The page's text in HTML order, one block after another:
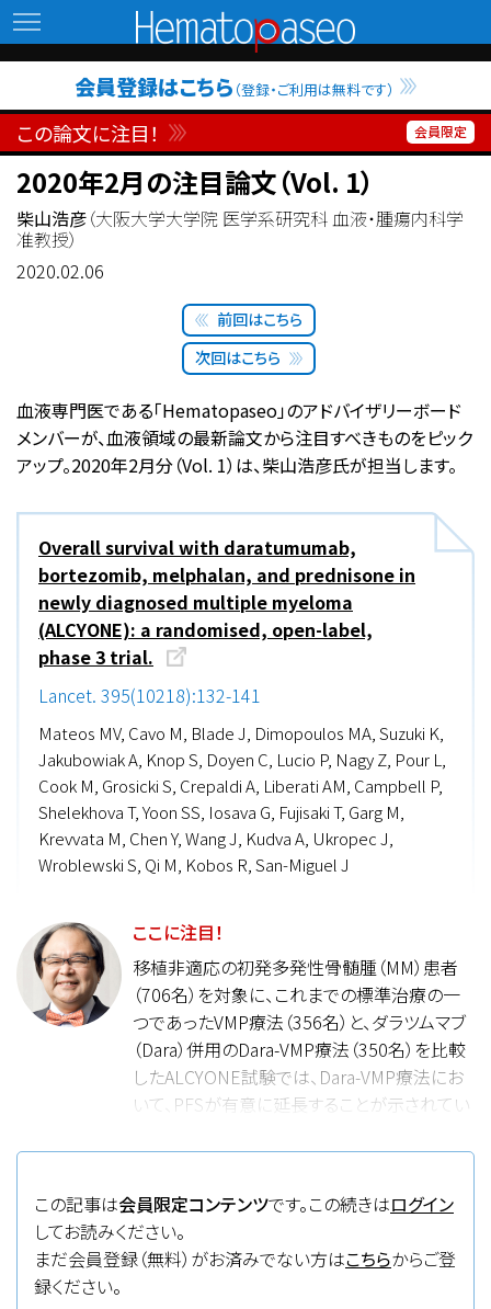
Hematopaseo
会員登録はこちら （登録・ご利用は無料です）
この論文に注目！
2020年2月の注目論文（Vol. 1）
柴山浩彦（大阪大学大学院 医学系研究科 血液・腫瘍内科学
准教授）
2020.02.06
次回はこちら
前回はこちら
血液専門医である「Hematopaseo」のアドバイザリーボード
メンバーが、血液領域の最新論文から注目すべきものをピック
アップ。2020年2月分（Vol. 1）は、柴山浩彦氏が担当します。
Overall survival with daratumumab,
bortezomib, melphalan, and prednisone in
newly diagnosed multiple myeloma
(ALCYONE): a randomised, open-label,
phase 3 trial.
Lancet. 395(10218):132-141
Mateos MV, Cavo M, Blade J, Dimopoulos MA, Suzuki K,
Jakubowiak A, Knop S, Doyen C, Lucio P, Nagy Z, Pour L,
Cook M, Grosicki S, Crepaldi A, Liberati AM, Campbell P,
Shelekhova T, Yoon SS, Iosava G, Fujisaki T, Garg M,
Krevvata M, Chen Y, Wang J, Kudva A, Ukropec J,
Wroblewski S, Qi M, Kobos R, San-Miguel J
ここに注目！
移植非適応の初発多発性骨髄腫（MM）患者
（706名）を対象に、これまでの標準治療の一
つであったVMP療法（356名）と、ダラツムマブ
（Dara）併用のDara-VMP療法（350名）を比較
したALCYONE試験では、Dara-VMP療法にお
いて、PFSが有意に延長することが示されてい
値40.1カ月に延長した時点で、全生存率も
された（3年生存率：78.0％ vs 67.9％、ハザー
ド比：0.60）。PD後の後治療において、VMP療
法群でPDとなった患者202名の10％がDara
この記事は会員限定コンテンツです。この続きはログイン
してお読みください。
まだ会員登録（無料）がお済みでない方はこちらからご登
録ください。